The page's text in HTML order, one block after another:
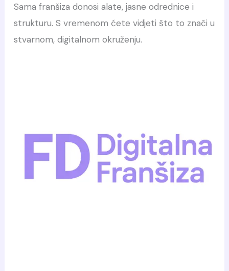
Sama franšiza donosi alate, jasne odrednice i
strukturu. S vremenom ćete vidjeti što to znači u
stvarnom, digitalnom okruženju.